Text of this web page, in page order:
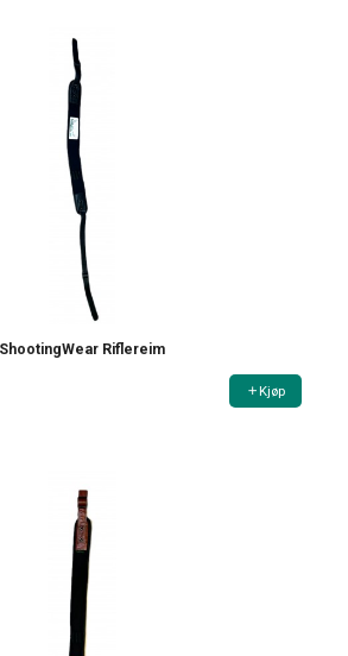
ShootingWear Riflereim
Kjøp